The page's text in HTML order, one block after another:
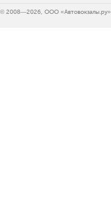
© 2008—2026, ООО «Автовокзалы.ру»